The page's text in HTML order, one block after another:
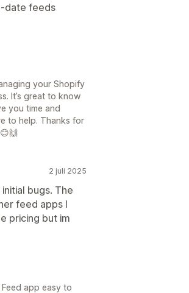
date feeds
your Shopify
It’s great to know
you time and
to help. Thanks for
2 juli 2025
bugs. The
feed apps I
pricing but im
app easy to